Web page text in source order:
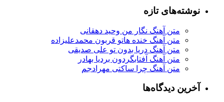
تازه
متن آهنگ نگار من وحید دهقانی
متن آهنگ خنده هاتو قربون محمدعلیزاده
متن آهنگ دریا بدون تو علی صدیقی
متن آهنگ آفتابگردون بردیا بهادر
متن آهنگ چرا ساکتی مهرادجم
دیدگاه‌ها